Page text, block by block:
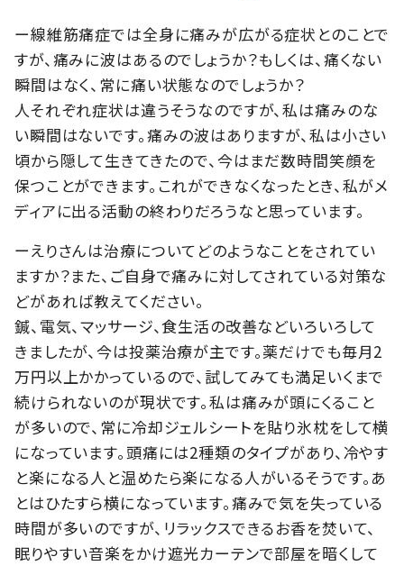
ー線維筋痛症では全身に痛みが広がる症状とのことで
すが、痛みに波はあるのでしょうか？もしくは、痛くない
瞬間はなく、常に痛い状態なのでしょうか？
人それぞれ症状は違うそうなのですが、私は痛みのな
い瞬間はないです。痛みの波はありますが、私は小さい
頃から隠して生きてきたので、今はまだ数時間笑顔を
保つことができます。これができなくなったとき、私がメ
ディアに出る活動の終わりだろうなと思っています。
ーえりさんは治療についてどのようなことをされてい
ますか？また、ご自身で痛みに対してされている対策な
どがあれば教えてください。
鍼、電気、マッサージ、食生活の改善などいろいろして
きましたが、今は投薬治療が主です。薬だけでも毎月2
万円以上かかっているので、試してみても満足いくまで
続けられないのが現状です。私は痛みが頭にくること
が多いので、常に冷却ジェルシートを貼り氷枕をして横
になっています。頭痛には2種類のタイプがあり、冷やす
と楽になる人と温めたら楽になる人がいるそうです。あ
とはひたすら横になっています。痛みで気を失っている
時間が多いのですが、リラックスできるお香を焚いて、
眠りやすい音楽をかけ遮光カーテンで部屋を暗くして